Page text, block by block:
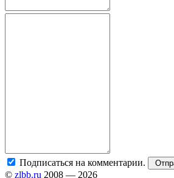
Подписаться на комментарии.
© zlbb.ru 2008 — 2026